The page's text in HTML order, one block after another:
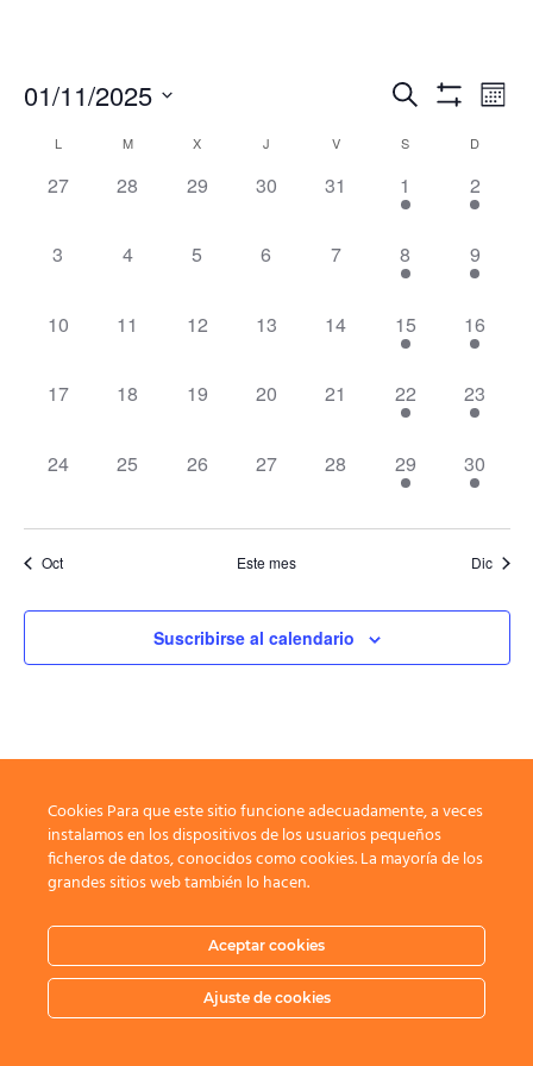
búsqueda
y
vistas
de
Eventos
Buscar
de
Mes
01/11/2025
fecha.
Calendario
de
L M X J V S D
0
27
0
28
0
29
0
30
0
31
4
eventos,
1
3
2
0
3
0
4
0
5
0
6
0
7
3
eventos,
8
3
9
0
10
0
11
0
12
0
13
0
14
1
evento,
15
2
16
0
17
0
18
0
19
0
20
0
21
1
evento,
22
1
evento,
23
0
24
0
25
0
26
0
27
0
28
4
eventos,
29
4
30
Oct Este mes Dic
Suscribirse al calendario
Cookies Para que este sitio funcione adecuadamente, a veces
instalamos en los dispositivos de los usuarios pequeños
ficheros de datos, conocidos como cookies. La mayoría de los
grandes sitios web también lo hacen.
Aceptar cookies
Ajuste de cookies